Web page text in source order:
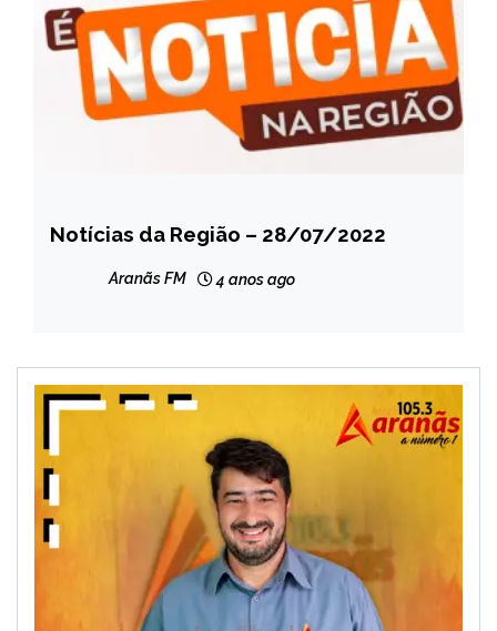
CAPELINHA
NOTÍCIAS
Notícias da Região – 28/07/2022
Aranãs FM 4 anos ago